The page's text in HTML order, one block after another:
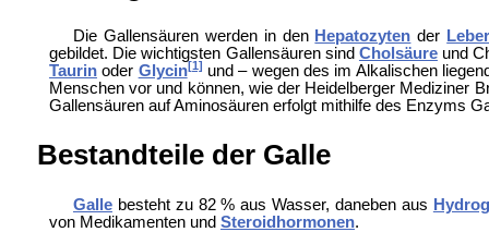
Die Gallensäuren werden in den Hepatozyten der
gebildet. Die wichtigsten Gallensäuren sind Cholsäureund
Taurinoder Glycin[1] und – wegen des im Alkalischen
Menschen vor und können, wie der Heidelberger Mediziner
Gallensäuren auf Aminosäuren erfolgt mithilfe des Enzyms
Bestandteile der Galle
Gallebesteht zu 82 % aus Wasser, daneben aus
von Medikamenten und Steroidhormonen.